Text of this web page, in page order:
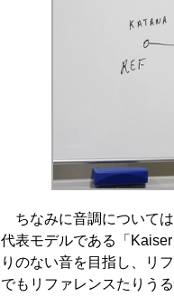
ちなみに音調について
代表モデルである「
りのない音を目指し、リ
でもリファレンスたりう